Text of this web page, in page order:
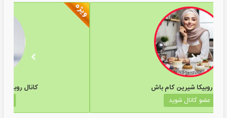
کانال روبیکا شیرین کام باش